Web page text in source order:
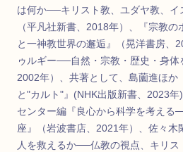
は何か──キリスト教、ユダヤ教、イ
（平凡社新書、2018年）、『宗教
と一神教世界の邂逅』（晃洋書房、
ゥルギー──自然・宗教・歴史・身体
2002年）、共著として、島薗進ほか
と"カルト"』(NHK出版新書、2023
センター編『良心から科学を考える
座』（岩波書店、2021年）、佐々木
人を救えるか──仏教の視点、キリ